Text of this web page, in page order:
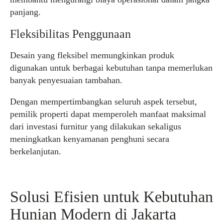
panjang.
Fleksibilitas Penggunaan
Desain yang fleksibel memungkinkan produk
digunakan untuk berbagai kebutuhan tanpa memerlukan
banyak penyesuaian tambahan.
Dengan mempertimbangkan seluruh aspek tersebut,
pemilik properti dapat memperoleh manfaat maksimal
dari investasi furnitur yang dilakukan sekaligus
meningkatkan kenyamanan penghuni secara
berkelanjutan.
Solusi Efisien untuk Kebutuhan
Hunian Modern di Jakarta